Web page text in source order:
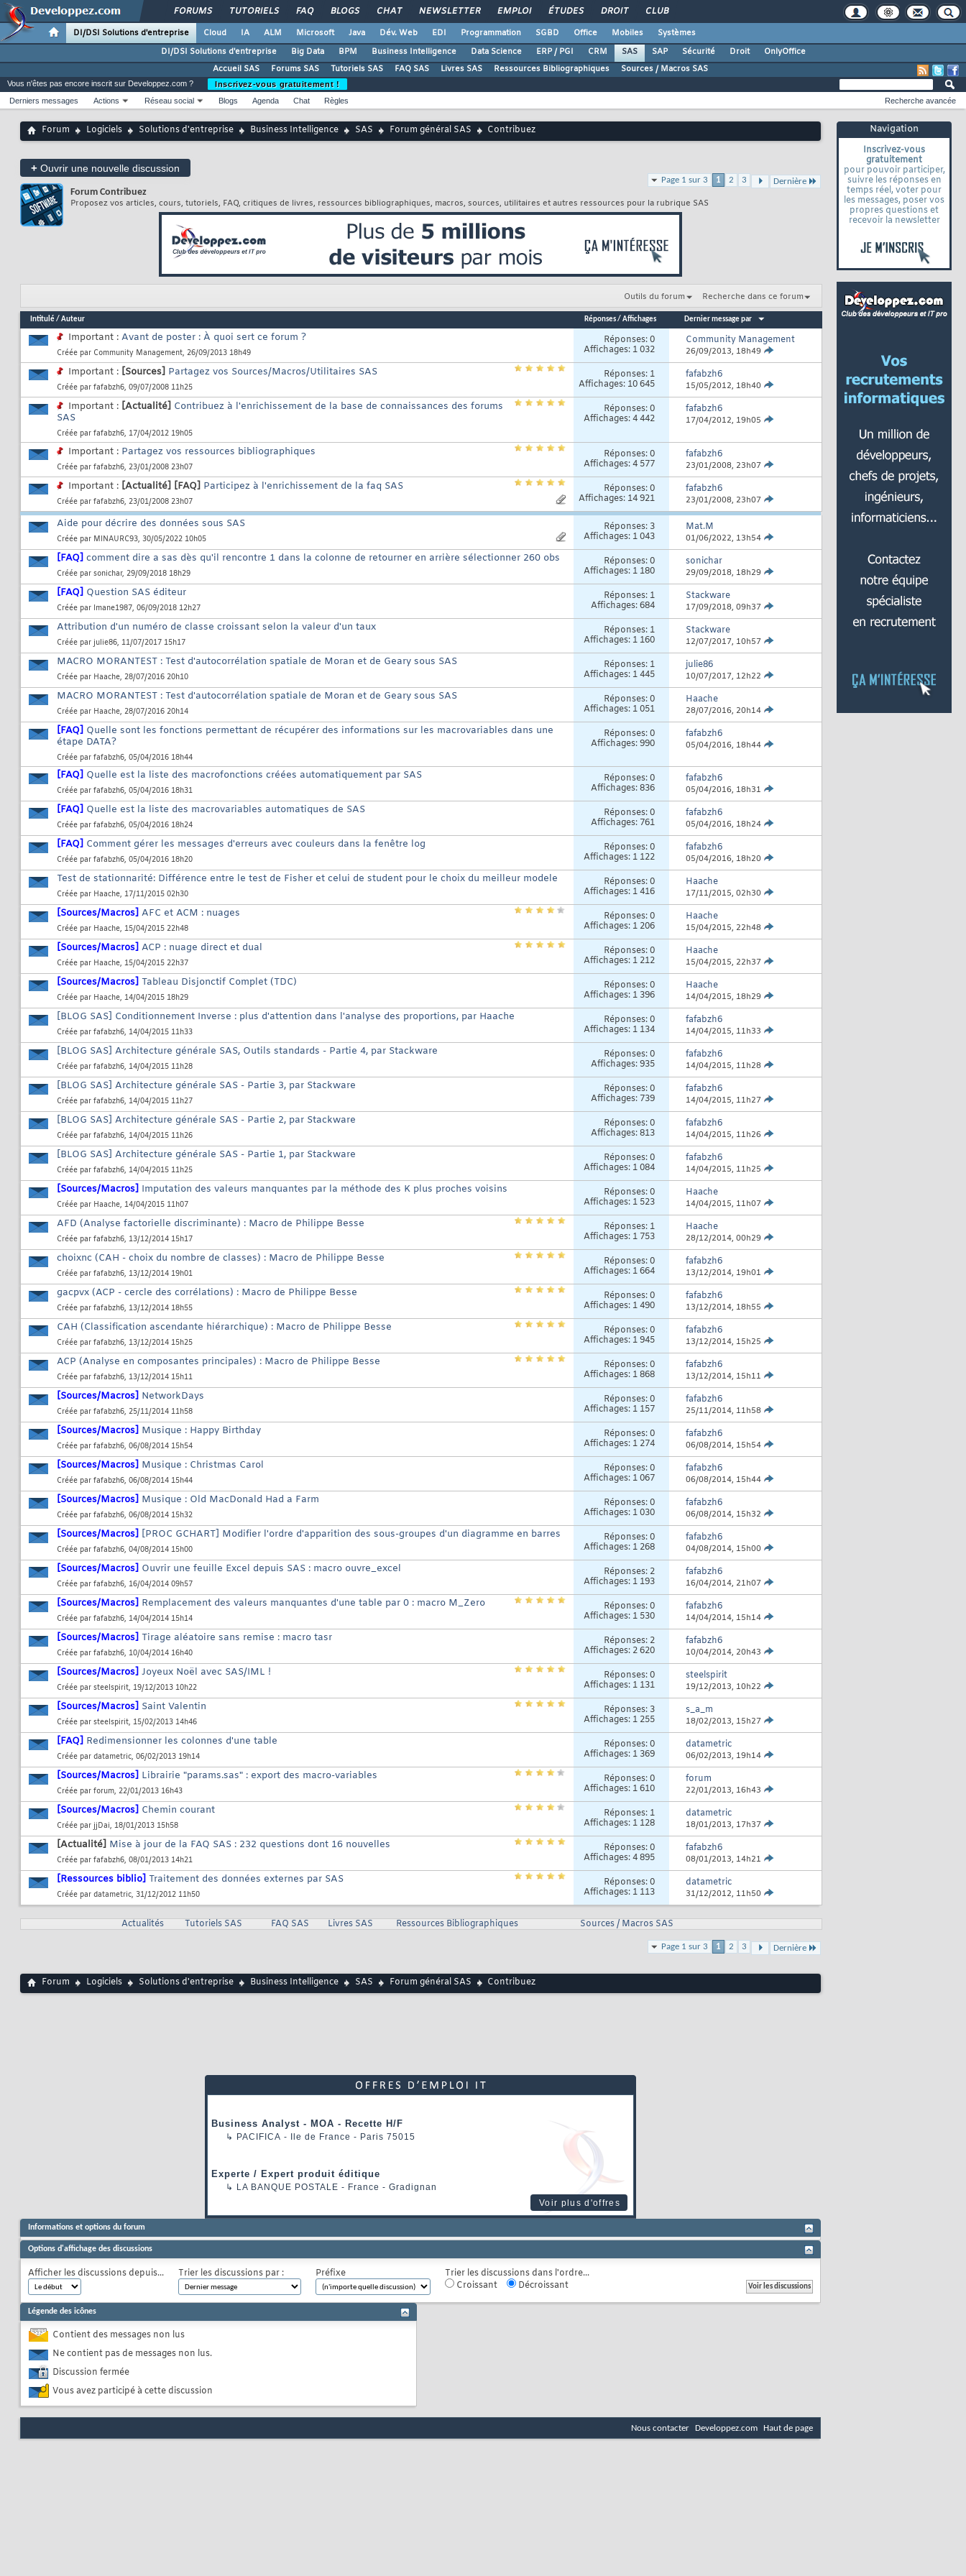
FORUMS TUTORIELS FAQ BLOGS CHAT NEWSLETTER EMPLOI ÉTUDES DROIT CLUB
DI/DSI Solutions d'entreprise Cloud IA ALM Microsoft Java Dév. Web EDI Programmation SGBD Office Mobiles
Systèmes
DI/DSI Solutions d'entreprise
Big Data BPM Business Intelligence Data Science ERP / PGI CRM SAS SAP Sécurité Droit
OnlyOffice
Accueil SAS
Forums SAS Tutoriels SAS FAQ SAS Livres SAS Ressources Bibliographiques Sources / Macros SAS
Vous n'êtes pas encore inscrit sur Developpez.com ?
Inscrivez-vous gratuitement !
Derniers messages
Actions Réseau social Blogs Agenda Chat Règles Recherche avancée
Forum Logiciels Solutions d'entreprise Business Intelligence SAS Forum général SAS Contribuez Navigation
Inscrivez-vous
gratuitement
pour pouvoir participer,
suivre les réponses en
temps réel, voter pour
les messages, poser vos
propres questions et
recevoir la newsletter
+ Ouvrir une nouvelle discussion
Page 1 sur 3 1 2 3 Dernière
Forum Contribuez
Proposez vos articles, cours, tutoriels, FAQ, critiques de livres, ressources bibliographiques, macros, sources, utilitaires et autres ressources pour la rubrique SAS
Outils du forum Recherche dans ce forum
Intitulé/ Auteur Réponses/ Affichages Dernier message par
Important : Avant de poster : À quoi sert ce forum ?
Créée par Community Management, 26/09/2013 18h49
Réponses:0
Affichages: 1 032
Community Management
26/09/2013, 18h49
Important : [Sources] Partagez vos Sources/Macros/Utilitaires SAS
Créée par fafabzh6, 09/07/2008 11h25
Réponses: 1
Affichages: 10 645
fafabzh6
15/05/2012, 18h40
Important : [Actualité] Contribuez à l'enrichissement de la base de connaissances des forums
SAS
Créée par fafabzh6, 17/04/2012 19h05
Réponses:0
Affichages: 4 442
fafabzh6
17/04/2012, 19h05
Important : Partagez vos ressources bibliographiques
Créée par fafabzh6, 23/01/2008 23h07
Réponses:0
Affichages: 4 577
fafabzh6
23/01/2008, 23h07
Important : [Actualité] [FAQ] Participez à l'enrichissement de la faq SAS
Créée par fafabzh6, 23/01/2008 23h07
Réponses:0
Affichages: 14 921
fafabzh6
23/01/2008, 23h07
Aide pour décrire des données sous SAS
Créée par MINAURC93, 30/05/2022 10h05
Réponses: 3
Affichages: 1 043
Mat.M
01/06/2022, 13h54
[FAQ] comment dire a sas dès qu'il rencontre 1 dans la colonne de retourner en arrière sélectionner 260 obs
Créée par sonichar, 29/09/2018 18h29
Réponses:0
Affichages: 1 180
sonichar
29/09/2018, 18h29
[FAQ] Question SAS éditeur
Créée par Imane1987, 06/09/2018 12h27
Réponses: 1
Affichages: 684
Stackware
17/09/2018, 09h37
Attribution d'un numéro de classe croissant selon la valeur d'un taux
Créée par julie86, 11/07/2017 15h17
Réponses: 1
Affichages: 1 160
Stackware
12/07/2017, 10h57
MACRO MORANTEST : Test d'autocorrélation spatiale de Moran et de Geary sous SAS
Créée par Haache, 28/07/2016 20h10
Réponses: 1
Affichages: 1 445
julie86
10/07/2017, 12h22
MACRO MORANTEST : Test d'autocorrélation spatiale de Moran et de Geary sous SAS
Créée par Haache, 28/07/2016 20h14
Réponses:0
Affichages: 1 051
Haache
28/07/2016, 20h14
[FAQ] Quelle sont les fonctions permettant de récupérer des informations sur les macrovariables dans une
étape DATA?
Créée par fafabzh6, 05/04/2016 18h44
Réponses:0
Affichages: 990
fafabzh6
05/04/2016, 18h44
[FAQ] Quelle est la liste des macrofonctions créées automatiquement par SAS
Créée par fafabzh6, 05/04/2016 18h31
Réponses:0
Affichages: 836
fafabzh6
05/04/2016, 18h31
[FAQ] Quelle est la liste des macrovariables automatiques de SAS
Créée par fafabzh6, 05/04/2016 18h24
Réponses:0
Affichages: 761
fafabzh6
05/04/2016, 18h24
[FAQ] Comment gérer les messages d'erreurs avec couleurs dans la fenêtre log
Créée par fafabzh6, 05/04/2016 18h20
Réponses:0
Affichages: 1 122
fafabzh6
05/04/2016, 18h20
Test de stationnarité: Différence entre le test de Fisher et celui de student pour le choix du meilleur modele
Créée par Haache, 17/11/2015 02h30
Réponses:0
Affichages: 1 416
Haache
17/11/2015, 02h30
[Sources/Macros] AFC et ACM : nuages
Créée par Haache, 15/04/2015 22h48
Réponses:0
Affichages: 1 206
Haache
15/04/2015, 22h48
[Sources/Macros] ACP : nuage direct et dual
Créée par Haache, 15/04/2015 22h37
Réponses:0
Affichages: 1 212
Haache
15/04/2015, 22h37
[Sources/Macros] Tableau Disjonctif Complet (TDC)
Créée par Haache, 14/04/2015 18h29
Réponses:0
Affichages: 1 396
Haache
14/04/2015, 18h29
[BLOG SAS] Conditionnement Inverse : plus d'attention dans l'analyse des proportions, par Haache
Créée par fafabzh6, 14/04/2015 11h33
Réponses:0
Affichages: 1 134
fafabzh6
14/04/2015, 11h33
[BLOG SAS] Architecture générale SAS, Outils standards - Partie 4, par Stackware
Créée par fafabzh6, 14/04/2015 11h28
Réponses:0
Affichages: 935
fafabzh6
14/04/2015, 11h28
[BLOG SAS] Architecture générale SAS - Partie 3, par Stackware
Créée par fafabzh6, 14/04/2015 11h27
Réponses:0
Affichages: 739
fafabzh6
14/04/2015, 11h27
[BLOG SAS] Architecture générale SAS - Partie 2, par Stackware
Créée par fafabzh6, 14/04/2015 11h26
Réponses:0
Affichages: 813
fafabzh6
14/04/2015, 11h26
[BLOG SAS] Architecture générale SAS - Partie 1, par Stackware
Créée par fafabzh6, 14/04/2015 11h25
Réponses:0
Affichages: 1 084
fafabzh6
14/04/2015, 11h25
[Sources/Macros] Imputation des valeurs manquantes par la méthode des K plus proches voisins
Créée par Haache, 14/04/2015 11h07
Réponses:0
Affichages: 1 523
Haache
14/04/2015, 11h07
AFD (Analyse factorielle discriminante) : Macro de Philippe Besse
Créée par fafabzh6, 13/12/2014 15h17
Réponses: 1
Affichages: 1 753
Haache
28/12/2014, 00h29
choixnc (CAH - choix du nombre de classes) : Macro de Philippe Besse
Créée par fafabzh6, 13/12/2014 19h01
Réponses:0
Affichages: 1 664
fafabzh6
13/12/2014, 19h01
gacpvx (ACP - cercle des corrélations) : Macro de Philippe Besse
Créée par fafabzh6, 13/12/2014 18h55
Réponses:0
Affichages: 1 490
fafabzh6
13/12/2014, 18h55
CAH (Classification ascendante hiérarchique) : Macro de Philippe Besse
Créée par fafabzh6, 13/12/2014 15h25
Réponses:0
Affichages: 1 945
fafabzh6
13/12/2014, 15h25
ACP (Analyse en composantes principales) : Macro de Philippe Besse
Créée par fafabzh6, 13/12/2014 15h11
Réponses:0
Affichages: 1 868
fafabzh6
13/12/2014, 15h11
[Sources/Macros] NetworkDays
Créée par fafabzh6, 25/11/2014 11h58
Réponses:0
Affichages: 1 157
fafabzh6
25/11/2014, 11h58
[Sources/Macros] Musique : Happy Birthday
Créée par fafabzh6, 06/08/2014 15h54
Réponses:0
Affichages: 1 274
fafabzh6
06/08/2014, 15h54
[Sources/Macros] Musique : Christmas Carol
Créée par fafabzh6, 06/08/2014 15h44
Réponses:0
Affichages: 1 067
fafabzh6
06/08/2014, 15h44
[Sources/Macros] Musique : Old MacDonald Had a Farm
Créée par fafabzh6, 06/08/2014 15h32
Réponses:0
Affichages: 1 030
fafabzh6
06/08/2014, 15h32
[Sources/Macros] [PROC GCHART] Modifier l'ordre d'apparition des sous-groupes d'un diagramme en barres
Créée par fafabzh6, 04/08/2014 15h00
Réponses:0
Affichages: 1 268
fafabzh6
04/08/2014, 15h00
[Sources/Macros] Ouvrir une feuille Excel depuis SAS : macro ouvre_excel
Créée par fafabzh6, 16/04/2014 09h57
Réponses: 2
Affichages: 1 193
fafabzh6
16/04/2014, 21h07
[Sources/Macros] Remplacement des valeurs manquantes d'une table par 0 : macro M_Zero
Créée par fafabzh6, 14/04/2014 15h14
Réponses:0
Affichages: 1 530
fafabzh6
14/04/2014, 15h14
[Sources/Macros] Tirage aléatoire sans remise : macro tasr
Créée par fafabzh6, 10/04/2014 16h40
Réponses: 2
Affichages: 2 620
fafabzh6
10/04/2014, 20h43
[Sources/Macros] Joyeux Noël avec SAS/IML !
Créée par steelspirit, 19/12/2013 10h22
Réponses:0
Affichages: 1 131
steelspirit
19/12/2013, 10h22
[Sources/Macros] Saint Valentin
Créée par steelspirit, 15/02/2013 14h46
Réponses: 3
Affichages: 1 255
s_a_m
18/02/2013, 15h27
[FAQ] Redimensionner les colonnes d'une table
Créée par datametric, 06/02/2013 19h14
Réponses:0
Affichages: 1 369
datametric
06/02/2013, 19h14
[Sources/Macros] Librairie "params.sas" : export des macro-variables
Créée par forum, 22/01/2013 16h43
Réponses:0
Affichages: 1 610
forum
22/01/2013, 16h43
[Sources/Macros] Chemin courant
Créée par jjDai, 18/01/2013 15h58
Réponses: 1
Affichages: 1 128
datametric
18/01/2013, 17h37
[Actualité] Mise à jour de la FAQ SAS : 232 questions dont 16 nouvelles
Créée par fafabzh6, 08/01/2013 14h21
Réponses:0
Affichages: 4 895
fafabzh6
08/01/2013, 14h21
[Ressources biblio] Traitement des données externes par SAS
Créée par datametric, 31/12/2012 11h50
Réponses:0
Affichages: 1 113
datametric
31/12/2012, 11h50
Actualités Tutoriels SAS FAQ SAS Livres SAS Ressources Bibliographiques Sources / Macros SAS
Page 1 sur 3 1 2 3 Dernière
Forum Logiciels Solutions d'entreprise Business Intelligence SAS Forum général SAS Contribuez
Business Analyst - MOA - Recette H/F
↳ PACIFICA - Ile de France - Paris 75015
Experte / Expert produit éditique
↳ LA BANQUE POSTALE - France - Gradignan
Voir plus d'offres
Informations et options du forum
Options d'affichage des discussions
Afficher les discussions depuis... Trier les discussions par : Préfixe
Trier les discussions dans l'ordre...
Croissant
Décroissant
Légende des icônes
Contient des messages non lus
Ne contient pas de messages non lus.
Discussion fermée
Vous avez participé à cette discussion
Nous contacter Developpez.com Haut de page